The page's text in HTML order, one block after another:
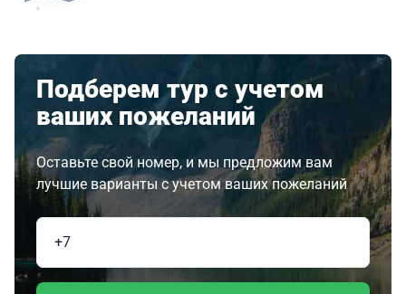
Подберем тур с учетом
ваших пожеланий
Оставьте свой номер, и мы предложим вам
лучшие варианты с учетом ваших пожеланий